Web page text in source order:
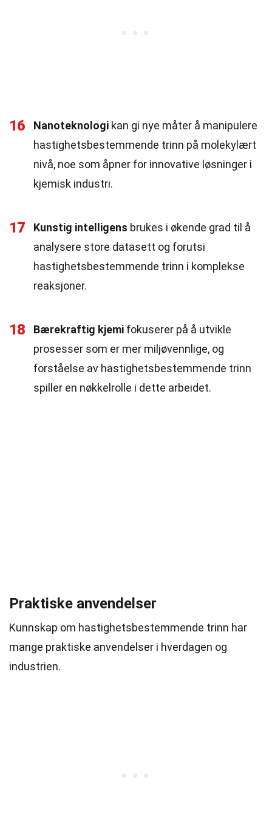
16 Nanoteknologi kan gi nye måter å manipulere
hastighetsbestemmende trinn på molekylært
nivå, noe som åpner for innovative løsninger i
kjemisk industri.
17 Kunstig intelligens brukes i økende grad til å
analysere store datasett og forutsi
hastighetsbestemmende trinn i komplekse
reaksjoner.
18 Bærekraftig kjemi fokuserer på å utvikle
prosesser som er mer miljøvennlige, og
forståelse av hastighetsbestemmende trinn
spiller en nøkkelrolle i dette arbeidet.
Praktiske anvendelser
Kunnskap om hastighetsbestemmende trinn har
mange praktiske anvendelser i hverdagen og
industrien.